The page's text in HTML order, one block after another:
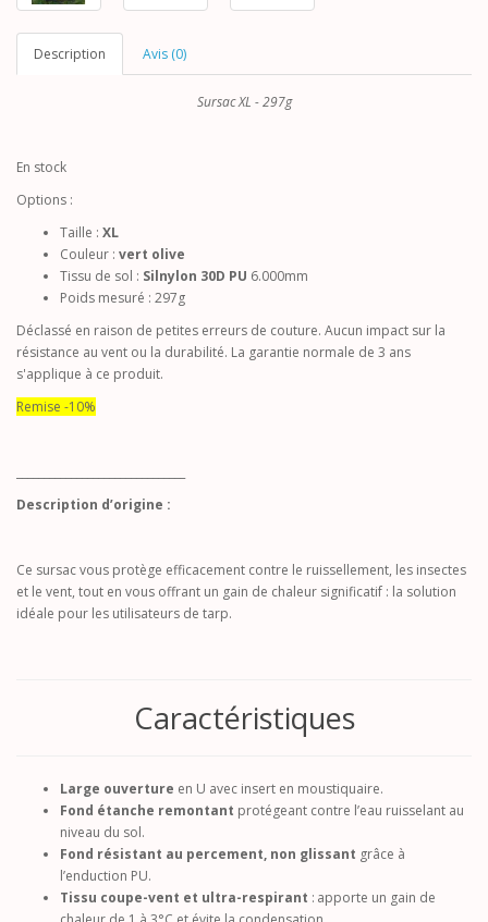
Description Avis (0)
Sursac XL - 297g
En stock
Options :
Taille : XL
Couleur : vert olive
Tissu de sol : Silnylon 30D PU 6.000mm
Poids mesuré : 297g
Déclassé en raison de petites erreurs de couture. Aucun impact sur la
résistance au vent ou la durabilité. La garantie normale de 3 ans
s'applique à ce produit.
Remise -10%
Description d’origine :
Ce sursac vous protège efficacement contre le ruissellement, les insectes
et le vent, tout en vous offrant un gain de chaleur significatif : la solution
idéale pour les utilisateurs de tarp.
Caractéristiques
Large ouverture en U avec insert en moustiquaire.
Fond étanche remontant protégeant contre l’eau ruisselant au
niveau du sol.
Fond résistant au percement, non glissant grâce à
l’enduction PU.
Tissu coupe-vent et ultra-respirant : apporte un gain de